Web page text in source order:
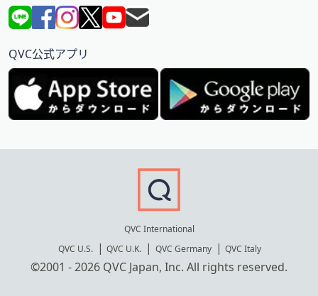
QVC公式アプリ
QVC International
QVC U.S.
QVC U.K. QVC Germany QVC Italy
©2001 - 2026 QVC Japan, Inc. All rights reserved.